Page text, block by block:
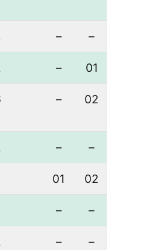
– –
– 01
– 02
– –
01 02
– –
– –